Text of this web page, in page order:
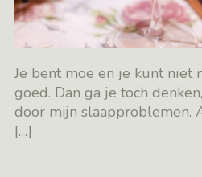
Je bent moe en je kunt niet
goed. Dan ga je toch
door mijn slaapproblemen.
[…]